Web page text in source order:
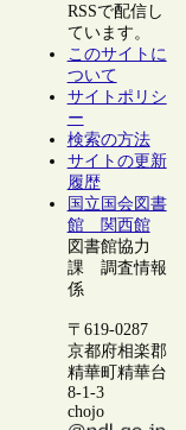
RSSで配信し
ています。
このサイトに
ついて
サイトポリシ
ー
検索の方法
サイトの更新
履歴
国立国会図書
館 関西館
図書館協力
課 調査情報
係
〒619-0287
京都府相楽郡
精華町精華台
8-1-3
chojo